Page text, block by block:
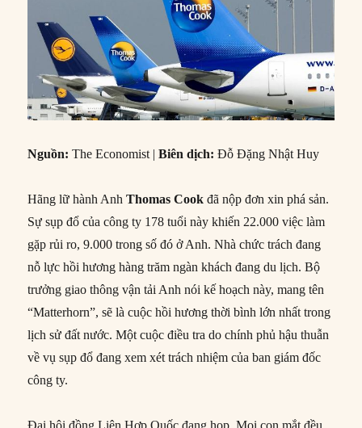
Nguồn: The Economist |Biên dịch: Đỗ Đặng Nhật Huy
Hãng lữ hành AnhThomas Cook đã nộp đơn xin phá sản.
Sự sụp đổ của công ty 178 tuổi này khiến 22.000 việc làm
gặp rủi ro, 9.000 trong số đó ở Anh. Nhà chức trách đang
nỗ lực hồi hương hàng trăm ngàn khách đang du lịch. Bộ
trưởng giao thông vận tải Anh nói kế hoạch này, mang tên
“Matterhorn”, sẽ là cuộc hồi hương thời bình lớn nhất trong
lịch sử đất nước. Một cuộc điều tra do chính phủ hậu thuẫn
về vụ sụp đổ đang xem xét trách nhiệm của ban giám đốc
công ty.
Đại hội đồng Liên Hợp Quốc đang họp. Mọi con mắt đều